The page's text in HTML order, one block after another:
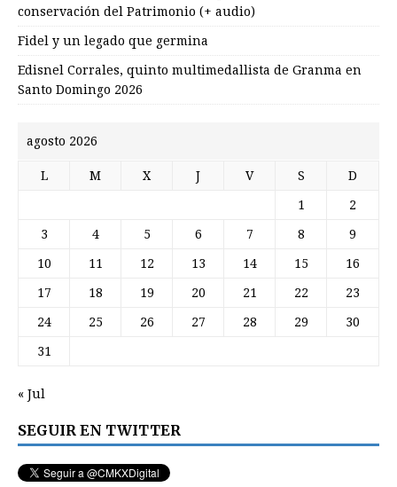
conservación del Patrimonio (+ audio)
Fidel y un legado que germina
Edisnel Corrales, quinto multimedallista de Granma en
Santo Domingo 2026
agosto 2026
L M X J V S D
1 2
3 4 5 6 7 8 9
10 11 12 13 14 15 16
17 18 19 20 21 22 23
24 25 26 27 28 29 30
31
« Jul
SEGUIR EN TWITTER